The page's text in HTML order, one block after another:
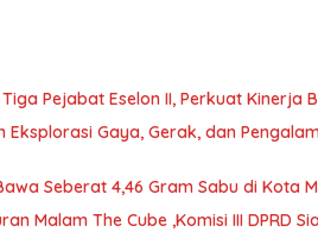
Sulut YSK Lantik Tiga Pejabat Eselon II, Perkuat
Eksplorasi Gaya, Gerak, dan
Seberat 4,46 Gram Sabu di Kota
Malam The Cube ,Komisi III DPRD